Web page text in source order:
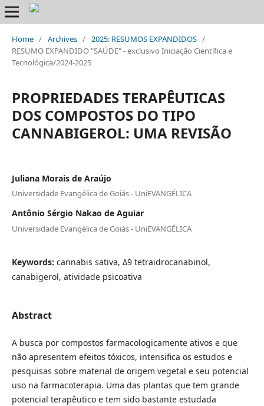
Home / Archives / 2025: RESUMOS EXPANDIDOS /
RESUMO EXPANDIDO "SAÚDE" - exclusivo Iniciação Científica e
Tecnológica/2024-2025
PROPRIEDADES TERAPÊUTICAS
DOS COMPOSTOS DO TIPO
CANNABIGEROL: UMA REVISÃO
Juliana Morais de Araújo
Universidade Evangélica de Goiás - UniEVANGÉLICA
Antônio Sérgio Nakao de Aguiar
Universidade Evangélica de Goiás - UniEVANGÉLICA
Keywords: cannabis sativa, Δ9 tetraidrocanabinol,
canabigerol, atividade psicoativa
Abstract
A busca por compostos farmacologicamente ativos e que
não apresentem efeitos tóxicos, intensifica os estudos e
pesquisas sobre material de origem vegetal e seu potencial
uso na farmacoterapia. Uma das plantas que tem grande
potencial terapêutico e tem sido bastante estudada